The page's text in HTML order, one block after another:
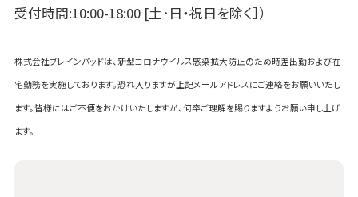
受付時間:10:00-18:00 [土･日・祝日を除く］）
株式会社ブレインパッドは、新型コロナウイルス感染拡大防止のため時差出勤および在
宅勤務を実施しております。恐れ入りますが上記メールアドレスにご連絡をお願いいたし
ます。皆様にはご不便をおかけいたしますが、何卒ご理解を賜りますようお願い申し上げ
ます。